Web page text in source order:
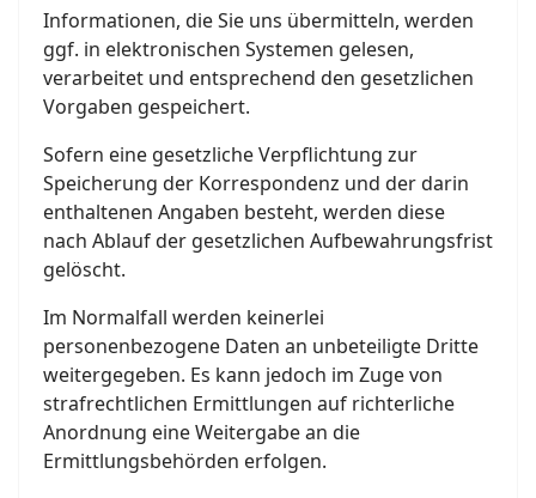
Informationen, die Sie uns übermitteln, werden
ggf. in elektronischen Systemen gelesen,
verarbeitet und entsprechend den gesetzlichen
Vorgaben gespeichert.
Sofern eine gesetzliche Verpflichtung zur
Speicherung der Korrespondenz und der darin
enthaltenen Angaben besteht, werden diese
nach Ablauf der gesetzlichen Aufbewahrungsfrist
gelöscht.
Im Normalfall werden keinerlei
personenbezogene Daten an unbeteiligte Dritte
weitergegeben. Es kann jedoch im Zuge von
strafrechtlichen Ermittlungen auf richterliche
Anordnung eine Weitergabe an die
Ermittlungsbehörden erfolgen.